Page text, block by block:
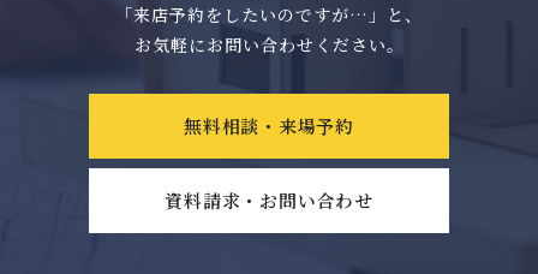
「来店予約をしたいのですが…」と、
お気軽にお問い合わせください。
無料相談・来場予約
資料請求・お問い合わせ